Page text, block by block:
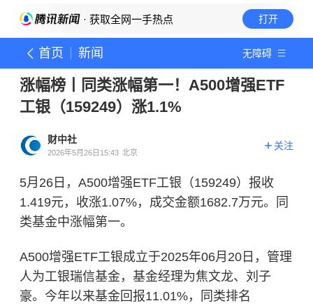
· 获取全网一手热点 打开
首页 新闻 无障碍
涨幅榜丨同类涨幅第一！A500增强ETF
工银（159249）涨1.1%
财中社
2026年5月26日15:43 北京
关注
5月26日，A500增强ETF工银（159249）报收
1.419元，收涨1.07%，成交金额1682.7万元。同
类基金中涨幅第一。
A500增强ETF工银成立于2025年06月20日，管理
人为工银瑞信基金，基金经理为焦文龙、刘子
豪。今年以来基金回报11.01%，同类排名